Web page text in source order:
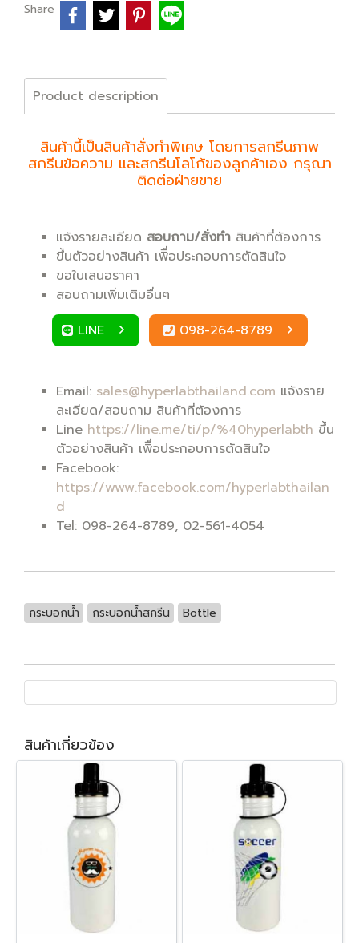
Share
Product description
สินค้านี้เป็นสินค้าสั่งทำพิเศษ โดยการสกรีนภาพ
สกรีนข้อความ และสกรีนโลโก้ของลูกค้าเอง กรุณา
ติดต่อฝ่ายขาย
แจ้งรายละเอียด สอบถาม/สั่งทำ สินค้าที่ต้องการ
ขึ้นตัวอย่างสินค้า เพิื่อประกอบการตัดสินใจ
ขอใบเสนอราคา
สอบถามเพิ่มเติมอื่นๆ
LINE
098-264-8789
Email: sales@hyperlabthailand.com แจ้งราย
ละเอียด/สอบถาม สินค้าที่ต้องการ
Line https://line.me/ti/p/%40hyperlabth ขึ้น
ตัวอย่างสินค้า เพิื่อประกอบการตัดสินใจ
Facebook:
https://www.facebook.com/hyperlabthailan
d
Tel: 098-264-8789, 02-561-4054
กระบอกน้ำ กระบอกน้ำสกรีน Bottle
สินค้าเกี่ยวข้อง